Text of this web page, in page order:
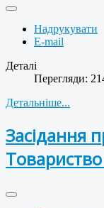
Надрукувати
E-mail
Деталі
Перегляди:
Детальніше...
Засідання